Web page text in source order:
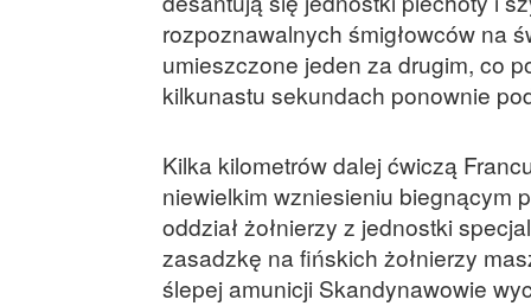
rozpoznawalnych śmigłowców na
umieszczone jeden za drugim, co
kilkunastu sekundach ponownie
Kilka kilometrów dalej ćwiczą
niewielkim wzniesieniu biegnącym
oddział żołnierzy z jednostki
zasadzkę na fińskich żołnierzy
ślepej amunicji Skandynawowie